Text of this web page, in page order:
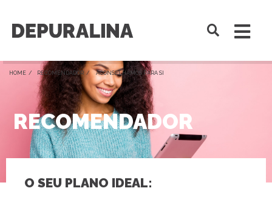
HOME / RECOMENDADOR / ACONSELHAMOS PARA SI
RECOMENDADOR
O SEU PLANO IDEAL: